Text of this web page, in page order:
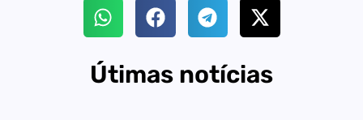
Útimas notícias